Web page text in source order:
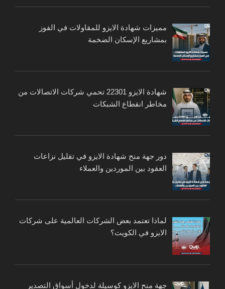
مميزات شهادة الايزو للمقاولات في الفوز
بمشاريع الإسكان الضخمة
شهادة الايزو 22301 تحمي شركات الاتصالات من
مخاطر انقطاع الشبكات
دور جهة منح شهادة الايزو في تقليل نزاعات
العقود بين الموردين والعملاء
لماذا تعتمد بعض الشركات العالمية على شركات
الايزو في الكويت؟
جهة منح الايزو كوسيلة لدخول أسواق التصدير